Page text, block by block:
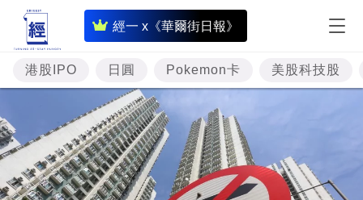
經一 x《華爾街日報》
即
時
財
經
專
題
投
資
港股IPO 日圓 Pokemon卡 美股科技股